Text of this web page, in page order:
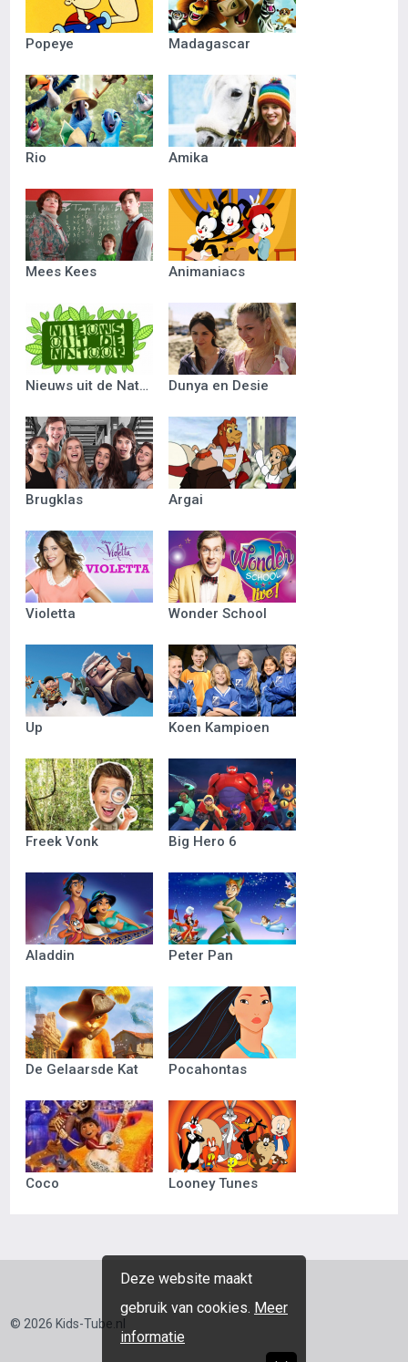
Popeye Madagascar
Rio Amika
Mees Kees Animaniacs
Nieuws uit de Natuur Dunya en Desie
Brugklas Argai
Violetta Wonder School
Up Koen Kampioen
Freek Vonk Big Hero 6
Aladdin Peter Pan
De Gelaarsde Kat Pocahontas
Coco Looney Tunes
Deze website maakt
gebruik van cookies. Meer
informatie
© 2026 Kids-Tube.nl